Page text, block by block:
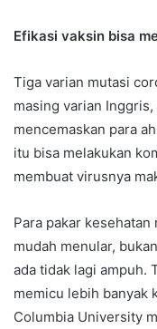
Efikasi vaksin bisa
Tiga varian mutasi
masing varian
mencemaskan para
itu bisa melakukan
membuat virusnya
Para pakar
mudah menular,
ada tidak lagi ampuh.
memicu lebih banyak
Columbia University